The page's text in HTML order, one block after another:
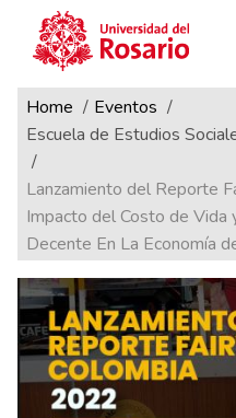
Pasar al contenido principal
Ruta de
Home
Eventos
Escuela de Estudios
Lanzamiento del Reporte
Impacto del Costo de Vida
Decente En La Economía